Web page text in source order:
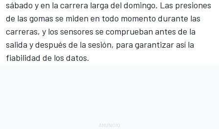
sábado y en la carrera larga del domingo. Las presiones
de las gomas se miden en todo momento durante las
carreras, y los sensores se comprueban antes de la
salida y después de la sesión, para garantizar así la
fiabilidad de los datos.